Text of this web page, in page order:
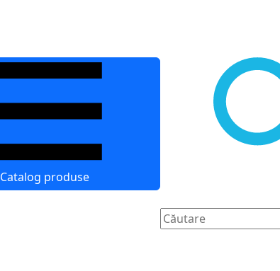
Catalog produse